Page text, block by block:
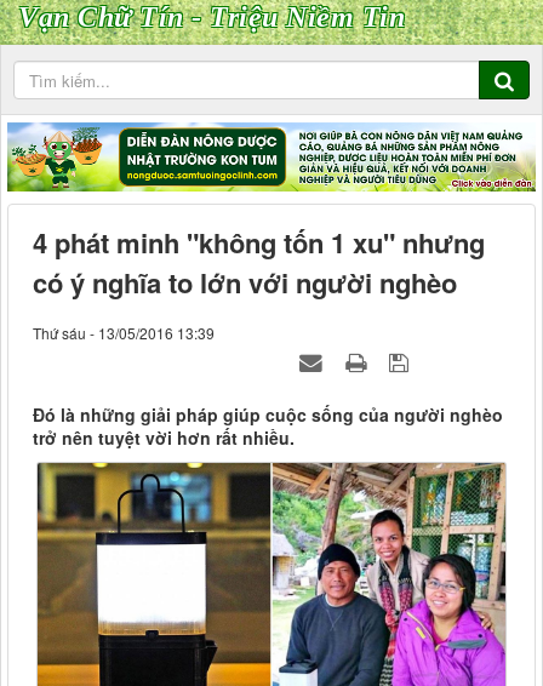
Vạn Chữ Tín - Triệu Niềm Tin
4 phát minh "không tốn 1 xu" nhưng
có ý nghĩa to lớn với người nghèo
Thứ sáu - 13/05/2016 13:39
Đó là những giải pháp giúp cuộc sống của người nghèo
trở nên tuyệt vời hơn rất nhiều.